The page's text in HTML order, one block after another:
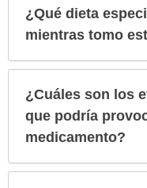
¿Qué dieta
mientras tomo
¿Cuáles son los
que podría
medicamento?